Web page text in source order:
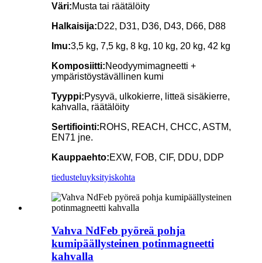
Väri:Musta tai räätälöity
Halkaisija:D22, D31, D36, D43, D66, D88
Imu:3,5 kg, 7,5 kg, 8 kg, 10 kg, 20 kg, 42 kg
Komposiitti:Neodyymimagneetti +
ympäristöystävällinen kumi
Tyyppi:Pysyvä, ulkokierre, litteä sisäkierre,
kahvalla, räätälöity
Sertifiointi:ROHS, REACH, CHCC, ASTM,
EN71 jne.
Kauppaehto:EXW, FOB, CIF, DDU, DDP
tiedusteluyksityiskohta
Vahva NdFeb pyöreä pohja
kumipäällysteinen potinmagneetti
kahvalla